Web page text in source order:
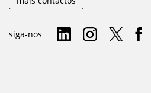
siga-nos